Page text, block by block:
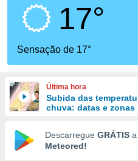
fornecidas
a este
das
e
forma
digital
17°
Sensação de 17°
Última hora
Subida das
chuva: datas e zonas
Descarregue GRÁTIS
Meteored!